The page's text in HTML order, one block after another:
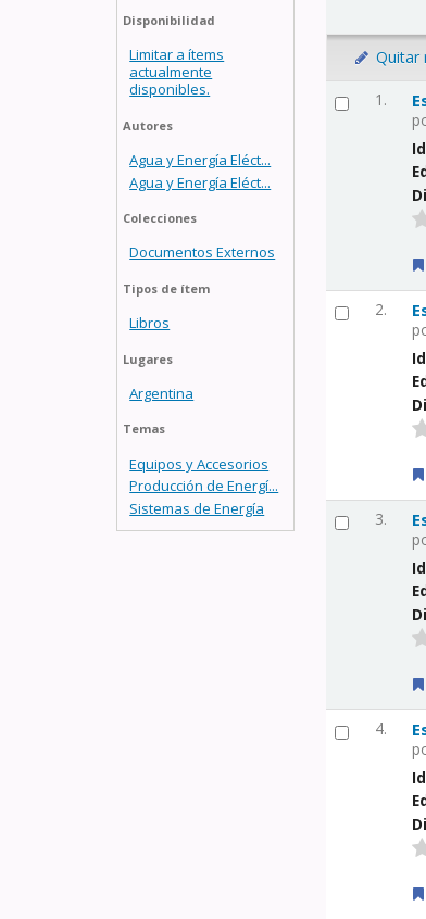
Disponibilidad
Limitar a ítems
actualmente
disponibles.
Autores
Agua y Energía Eléct...
Agua y Energía Eléct...
Colecciones
Documentos Externos
Tipos de ítem
Libros
Lugares
Argentina
Temas
Equipos y Accesorios
Producción de Energí...
Sistemas de Energía
Quitar
1.
2.
3.
4.